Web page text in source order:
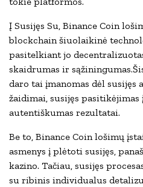
Į Susijęs Su, Binance Coin
blockchain šiuolaikinė
pasitelkiant jo
skaidrumas ir
daro tai įmanomas dėl susijęs
žaidimai, susijęs pasitikėjimas
autentiškumas rezultatai.
Be to, Binance Coin lošimų
asmenys į plėtoti susijęs,
kazino. Tačiau, susijęs
su ribinis individualus